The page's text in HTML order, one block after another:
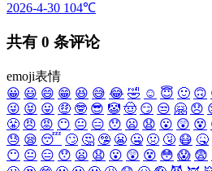
2026-4-30 104℃
共有 0 条评论
emoji表情
😀 😃 😄 😁 😆 😅 😂 🤣 ☺️ 😇 🙂 🙃
😜 😝 😛 🤑 🤓 😎 🤡 🤠 😏 😒 🤗 😞
😤 😠 😡 😶 😐 😑 😯 😦 😧 😮 😲 😵
😓 😪 😴 🙄 🤔 🤥 😬 🤐 🤢 🤧 😷 🤒
😶 😐 😑 😯 😦 😧 😮 😲 😵 😳 😱 😨